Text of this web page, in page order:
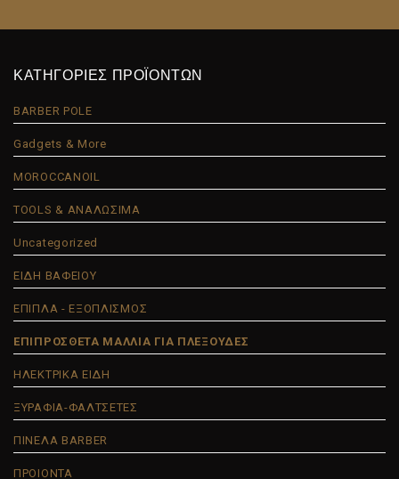
ΚΑΤΗΓΟΡΙΕΣ ΠΡΟΪΟΝΤΩΝ
BARBER POLE
Gadgets & More
MOROCCANOIL
TOOLS & ΑΝΑΛΩΣΙΜΑ
Uncategorized
ΕΙΔΗ ΒΑΦΕΙΟΥ
ΕΠΙΠΛΑ - ΕΞΟΠΛΙΣΜΟΣ
ΕΠΙΠΡΟΣΘΕΤΑ ΜΑΛΛΙΑ ΓΙΑ ΠΛΕΞΟΥΔΕΣ
ΗΛΕΚΤΡΙΚΑ ΕΙΔΗ
ΞΥΡΑΦΙΑ-ΦΑΛΤΣΕΤΕΣ
ΠΙΝΕΛΑ BARBER
ΠΡΟΙΟΝΤΑ